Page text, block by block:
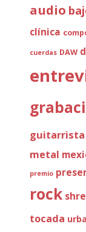
audio
clínica
cuerdas DAW
guitarrista
metal
premio
rock
tocada